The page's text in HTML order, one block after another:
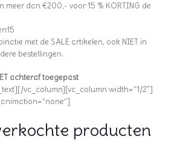
meer dan €200,- voor 15 % KORTING de
met de SALE artikelen, ook NIET in
bestellingen.
achteraf toegepast
vc_column][vc_column width=”1/2″]
producten